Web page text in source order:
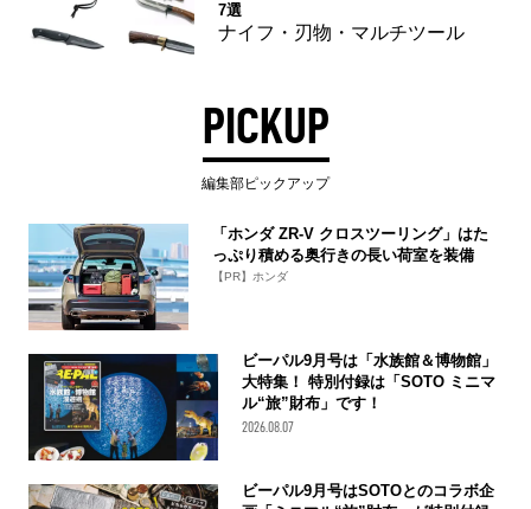
7選
ナイフ・刃物・マルチツール
PICKUP
編集部ピックアップ
「ホンダ ZR-V クロスツーリング」はた
っぷり積める奥行きの長い荷室を装備
【PR】ホンダ
ビーパル9月号は「水族館＆博物館」
大特集！ 特別付録は「SOTO ミニマ
ル“旅”財布」です！
2026.08.07
ビーパル9月号はSOTOとのコラボ企